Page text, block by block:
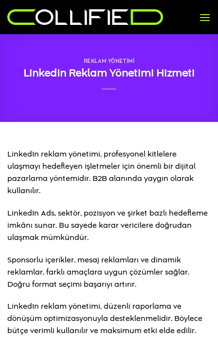
atla
REKLAM YÖNETIMI
LinkedIn Reklam Yönetimi Hizmeti
LinkedIn reklam yönetimi, profesyonel kitlelere
ulaşmayı hedefleyen işletmeler için önemli bir dijital
pazarlama yöntemidir. B2B alanında yaygın olarak
kullanılır.
LinkedIn Ads, sektör, pozisyon ve şirket bazlı hedefleme
imkânı sunar. Bu sayede karar vericilere doğrudan
ulaşmak mümkündür.
Sponsorlu içerikler, mesaj reklamları ve dinamik
reklamlar, farklı amaçlara uygun çözümler sağlar.
Doğru format seçimi başarıyı artırır.
LinkedIn reklam yönetimi, düzenli raporlama ve
dönüşüm optimizasyonuyla desteklenmelidir. Böylece
bütçe verimli kullanılır ve maksimum etki elde edilir.